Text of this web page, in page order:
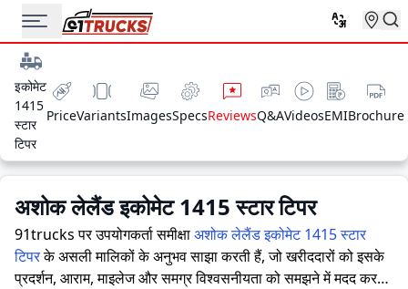
इकोमेट
1415
स्टार
टिपर
PriceVariantsImagesSpecsReviewsQ&AVideosEMIBrochure
अशोक लेलैंड इकोमेट 1415 स्टार टिपर
91trucks पर उपयोगकर्ता समीक्षाअशोक लेलैंड इकोमेट 1415 स्टार
टिपरके असली मालिकों के अनुभव साझा करती हैं, जो खरीददारों को इसके
प्रदर्शन, आराम, माइलेज और समग्र विश्वसनीयता को समझने में मदद करती